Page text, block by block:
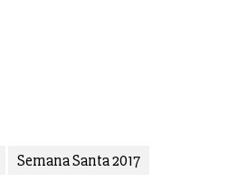
Semana Santa 2017